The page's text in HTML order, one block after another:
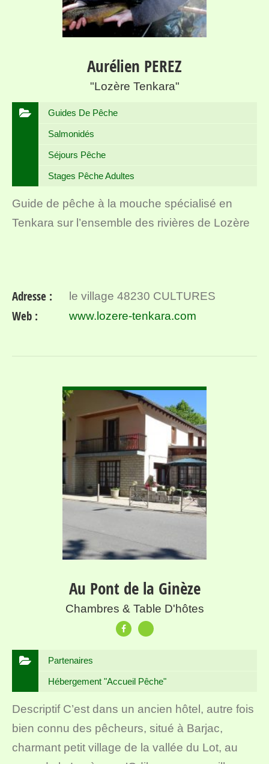
Aurélien PEREZ
"Lozère Tenkara"
Guides De Pêche
Salmonidés
Séjours Pêche
Stages Pêche Adultes
Guide de pêche à la mouche spécialisé en
Tenkara sur l’ensemble des rivières de Lozère
Adresse : le village 48230 CULTURES
Web : www.lozere-tenkara.com
Au Pont de la Ginèze
Chambres & Table D'hôtes
Partenaires
Hébergement "Accueil Pêche"
Descriptif C’est dans un ancien hôtel, autre fois
bien connu des pêcheurs, situé à Barjac,
charmant petit village de la vallée du Lot, au